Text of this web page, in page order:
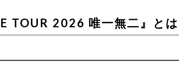
TOUR 2026 唯一無二』とは